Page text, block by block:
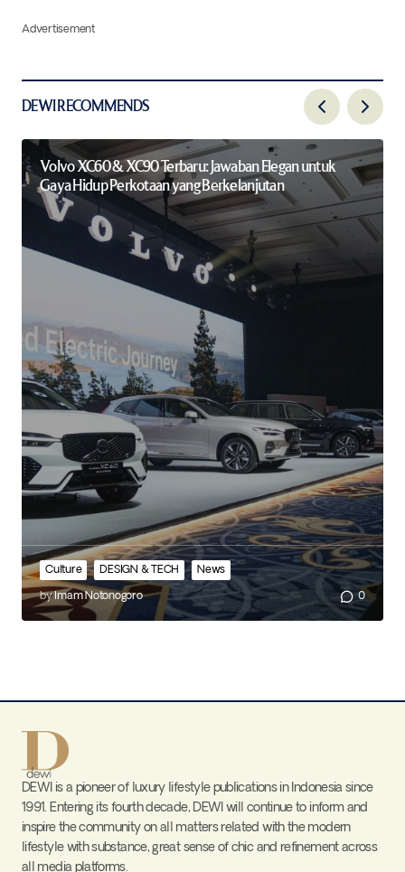
Advertisement
DEWI RECOMMENDS
Volvo XC60 & XC90 Terbaru: Jawaban Elegan untuk
Gaya Hidup Perkotaan yang Berkelanjutan
Culture DESIGN & TECH
News
byImam Notonogoro 0
DEWI is a pioneer of luxury lifestyle publications in Indonesia since
1991. Entering its fourth decade, DEWI will continue to inform and
inspire the community on all matters related with the modern
lifestyle with substance, great sense of chic and refinement across
all media platforms.